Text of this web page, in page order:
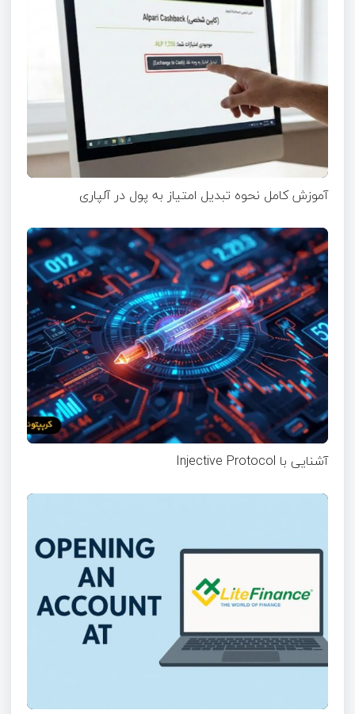
آموزش کامل نحوه تبدیل امتیاز به پول در آلپاری
آشنایی با Injective Protocol